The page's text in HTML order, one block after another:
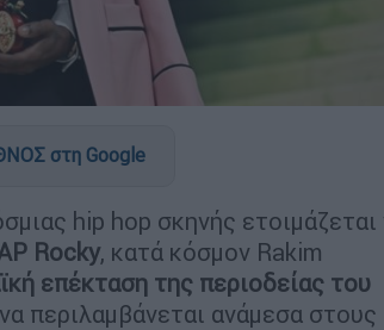
στη Google
hip hop σκηνής ετοιμάζεται
Rocky, κατά κόσμον Rakim
επέκταση της περιοδείας του
περιλαμβάνεται ανάμεσα στους